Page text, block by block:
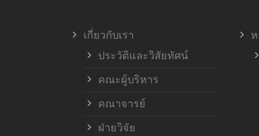
เกี่ยวกับเรา
ประวัติและวิสัยทัศน์
คณะผู้บริหาร
คณาจารย์
ฝ่ายวิจัย